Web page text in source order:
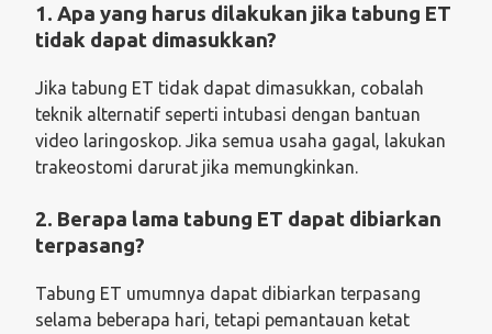
1. Apa yang harus dilakukan jika tabung ET
tidak dapat dimasukkan?
Jika tabung ET tidak dapat dimasukkan, cobalah
teknik alternatif seperti intubasi dengan bantuan
video laringoskop. Jika semua usaha gagal, lakukan
trakeostomi darurat jika memungkinkan.
2. Berapa lama tabung ET dapat dibiarkan
terpasang?
Tabung ET umumnya dapat dibiarkan terpasang
selama beberapa hari, tetapi pemantauan ketat